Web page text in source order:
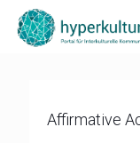
Affirmative